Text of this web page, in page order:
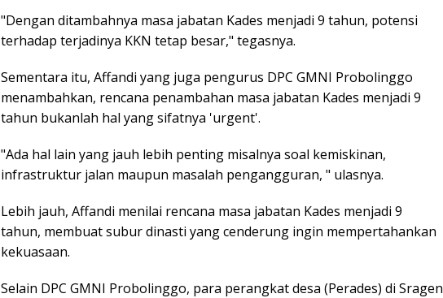
"Dengan ditambahnya masa jabatan Kades menjadi 9 tahun, potensi
terhadap terjadinya KKN tetap besar," tegasnya.
Sementara itu, Affandi yang juga pengurus DPC GMNI Probolinggo
menambahkan, rencana penambahan masa jabatan Kades menjadi 9
tahun bukanlah hal yang sifatnya 'urgent'.
"Ada hal lain yang jauh lebih penting misalnya soal kemiskinan,
infrastruktur jalan maupun masalah pengangguran, " ulasnya.
Lebih jauh, Affandi menilai rencana masa jabatan Kades menjadi 9
tahun, membuat subur dinasti yang cenderung ingin mempertahankan
kekuasaan.
Selain DPC GMNI Probolinggo, para perangkat desa (Perades) di Sragen